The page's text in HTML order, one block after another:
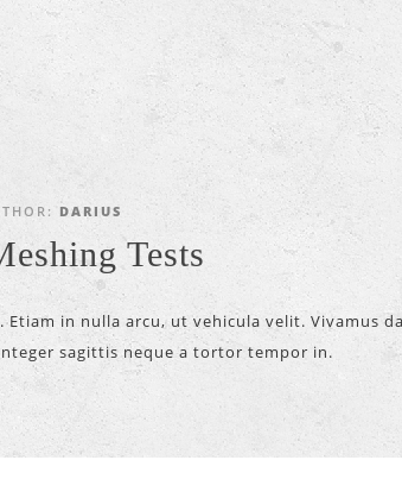
DARIUS
Tests
Etiam in nulla arcu, ut vehicula velit. Vivamus
sagittis neque a tortor tempor in.